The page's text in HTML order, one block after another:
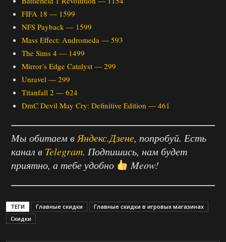
FIFA 18 — 1599
NFS Payback — 1599
Mass Effect: Andromeda — 593
The Sims 4 — 1499
Mirror’s Edge Catalyst — 299
Unravel — 299
Titanfall 2 — 624
DmC Devil May Cry: Definitive Edition — 461
Мы обитаем в Яндекс.Дзене, попробуй. Есть
канал в Telegram. Подпишись, нам будет
приятно, а тебе удобно
Meow!
ТЕГИ Главные скидки
Главные скидки в игровых магазинах
Скидки